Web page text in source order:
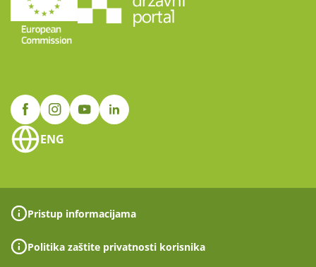
ENG
Pristup informacijama
Politika zaštite privatnosti korisnika